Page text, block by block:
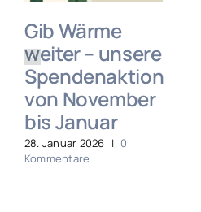
Gib Wärme
weiter – unsere
Spendenaktion
von November
bis Januar
28. Januar 2026 | 0
Kommentare